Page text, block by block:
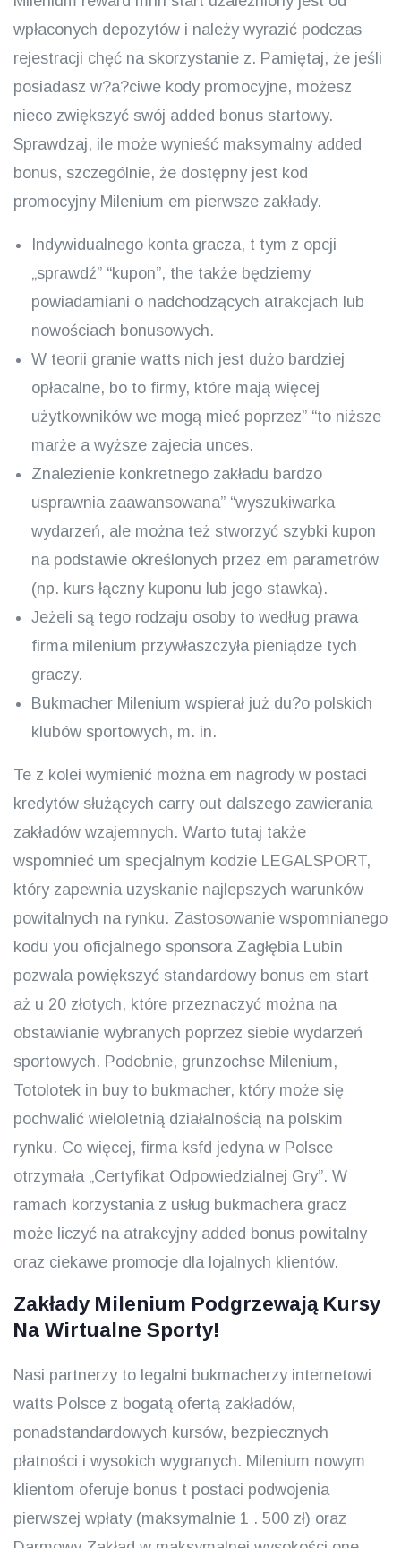
wpłaconych depozytów i należy wyrazić podczas
rejestracji chęć na skorzystanie z. Pamiętaj, że jeśli
posiadasz w?a?ciwe kody promocyjne, możesz
nieco zwiększyć swój added bonus startowy.
Sprawdzaj, ile może wynieść maksymalny added
bonus, szczególnie, że dostępny jest kod
promocyjny Milenium em pierwsze zakłady.
Indywidualnego konta gracza, t tym z opcji
„sprawdź” “kupon”, the także będziemy
powiadamiani o nadchodzących atrakcjach lub
nowościach bonusowych.
W teorii granie watts nich jest dużo bardziej
opłacalne, bo to firmy, które mają więcej
użytkowników we mogą mieć poprzez” “to niższe
marże a wyższe zajecia unces.
Znalezienie konkretnego zakładu bardzo
usprawnia zaawansowana” “wyszukiwarka
wydarzeń, ale można też stworzyć szybki kupon
na podstawie określonych przez em parametrów
(np. kurs łączny kuponu lub jego stawka).
Jeżeli są tego rodzaju osoby to według prawa
firma milenium przywłaszczyła pieniądze tych
graczy.
Bukmacher Milenium wspierał już du?o polskich
klubów sportowych, m. in.
Te z kolei wymienić można em nagrody w postaci
kredytów służących carry out dalszego zawierania
zakładów wzajemnych. Warto tutaj także
wspomnieć um specjalnym kodzie LEGALSPORT,
który zapewnia uzyskanie najlepszych warunków
powitalnych na rynku. Zastosowanie wspomnianego
kodu you oficjalnego sponsora Zagłębia Lubin
pozwala powiększyć standardowy bonus em start
aż u 20 złotych, które przeznaczyć można na
obstawianie wybranych poprzez siebie wydarzeń
sportowych. Podobnie, grunzochse Milenium,
Totolotek in buy to bukmacher, który może się
pochwalić wieloletnią działalnością na polskim
rynku. Co więcej, firma ksfd jedyna w Polsce
otrzymała „Certyfikat Odpowiedzialnej Gry”. W
ramach korzystania z usług bukmachera gracz
może liczyć na atrakcyjny added bonus powitalny
oraz ciekawe promocje dla lojalnych klientów.
Zakłady Milenium Podgrzewają Kursy
Na Wirtualne Sporty!
Nasi partnerzy to legalni bukmacherzy internetowi
watts Polsce z bogatą ofertą zakładów,
ponadstandardowych kursów, bezpiecznych
płatności i wysokich wygranych. Milenium nowym
klientom oferuje bonus t postaci podwojenia
pierwszej wpłaty (maksymalnie 1 . 500 zł) oraz